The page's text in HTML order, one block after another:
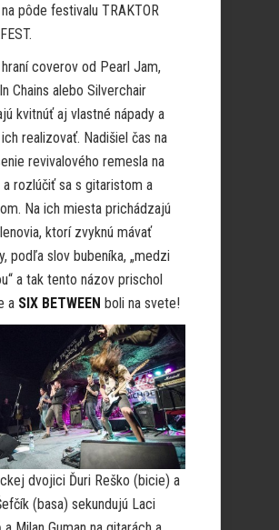
pôde festivalu TRAKTOR
coverov od Pearl Jam,
Chains alebo Silverchair
kvitnúť aj vlastné nápady a
realizovať. Nadišiel čas na
revivalového remesla na
a rozlúčiť sa s gitaristom a
Na ich miesta prichádzajú
ktorí zvyknú mávať
podľa slov bubeníka, „medzi
a tak tento názov prischol
a SIX BETWEEN boli na svete!
dvojici Ďuri Reško (bicie) a
(basa) sekundujú Laci